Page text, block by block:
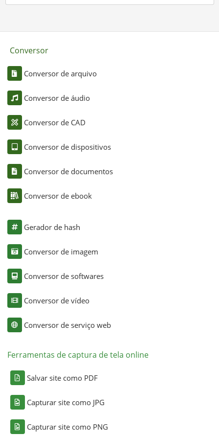
Conversor
Conversor de arquivo
Conversor de áudio
Conversor de CAD
Conversor de dispositivos
Conversor de documentos
Conversor de ebook
Gerador de hash
Conversor de imagem
Conversor de softwares
Conversor de vídeo
Conversor de serviço web
Ferramentas de captura de tela online
Salvar site como PDF
Capturar site como JPG
Capturar site como PNG